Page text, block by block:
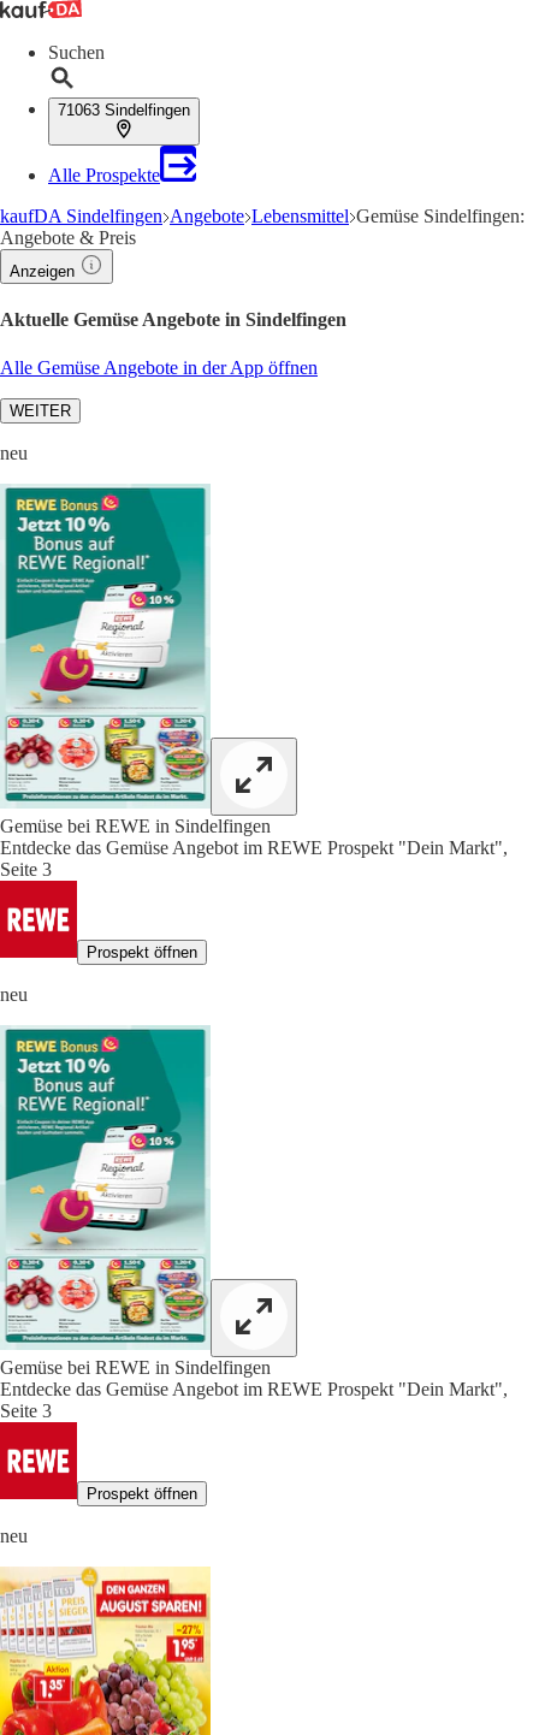
Suchen
71063 Sindelfingen
Alle Prospekte
kaufDA Sindelfingen Angebote Lebensmittel Gemüse Sindelfingen:
Angebote & Preis
Anzeigen
Aktuelle Gemüse Angebote in Sindelfingen
Alle Gemüse Angebote in der App öffnen
WEITER
neu
Gemüse bei REWE in Sindelfingen
Entdecke das Gemüse Angebot im REWE Prospekt "Dein Markt",
Seite 3
Prospekt öffnen
neu
Gemüse bei REWE in Sindelfingen
Entdecke das Gemüse Angebot im REWE Prospekt "Dein Markt",
Seite 3
Prospekt öffnen
neu